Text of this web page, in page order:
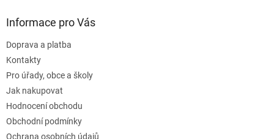
Informace pro Vás
Doprava a platba
Kontakty
Pro úřady, obce a školy
Jak nakupovat
Hodnocení obchodu
Obchodní podmínky
Ochrana osobních údajů